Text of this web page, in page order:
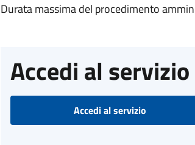
Durata massima del procedimento
Accedi al servizio
Accedi al servizio